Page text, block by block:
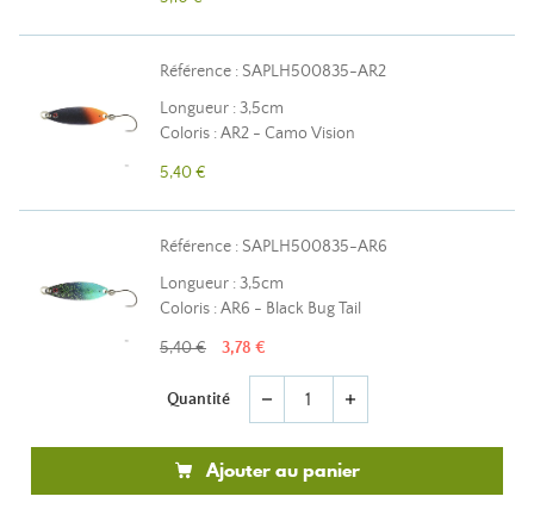
Référence : SAPLH500835-AR2
Longueur : 3,5cm
Coloris : AR2 - Camo Vision
5,40 €
Référence : SAPLH500835-AR6
Longueur : 3,5cm
Coloris : AR6 - Black Bug Tail
5,40 € 3,78 €
Quantité remove add
Ajouter au panier